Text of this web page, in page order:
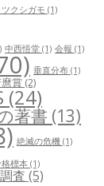
クシガモ (1)
中西悟堂 (1) 会報 (1)
垂直分布 (1)
賞(2)
(24)
著書 (13)
絶滅の危機 (1)
標本 (1)
査 (5)